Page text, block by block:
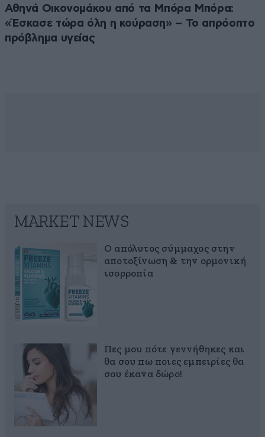
Αθηνά Οικονομάκου από τα Μπόρα Μπόρα:
«Έσκασε τώρα όλη η κούραση» – Το απρόοπτο
πρόβλημα υγείας
MARKET NEWS
Ο απόλυτος σύμμαχος στην
αποτοξίνωση & την ορμονική
ισορροπία
Πες μου πότε γεννήθηκες και
θα σου πω ποιες εμπειρίες θα
σου έκανα δώρο!